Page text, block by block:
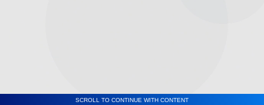
SCROLL TO CONTINUE WITH CONTENT